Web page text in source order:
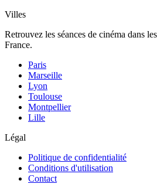
Villes
Retrouvez les séances de cinéma dans
France.
Paris
Marseille
Lyon
Toulouse
Montpellier
Lille
Légal
Politique de confidentialité
Conditions d'utilisation
Contact